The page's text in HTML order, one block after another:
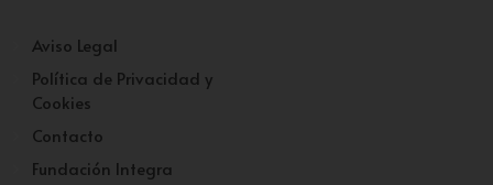
Aviso Legal
Política de Privacidad y
Cookies
Contacto
Fundación Integra